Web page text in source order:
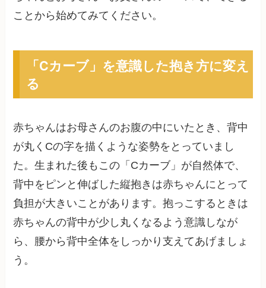
ことから始めてみてください。
「Cカーブ」を意識した抱き方に変え
る
赤ちゃんはお母さんのお腹の中にいたとき、背中
が丸くCの字を描くような姿勢をとっていまし
た。生まれた後もこの「Cカーブ」が自然体で、
背中をピンと伸ばした縦抱きは赤ちゃんにとって
負担が大きいことがあります。抱っこするときは
赤ちゃんの背中が少し丸くなるよう意識しなが
ら、腰から背中全体をしっかり支えてあげましょ
う。